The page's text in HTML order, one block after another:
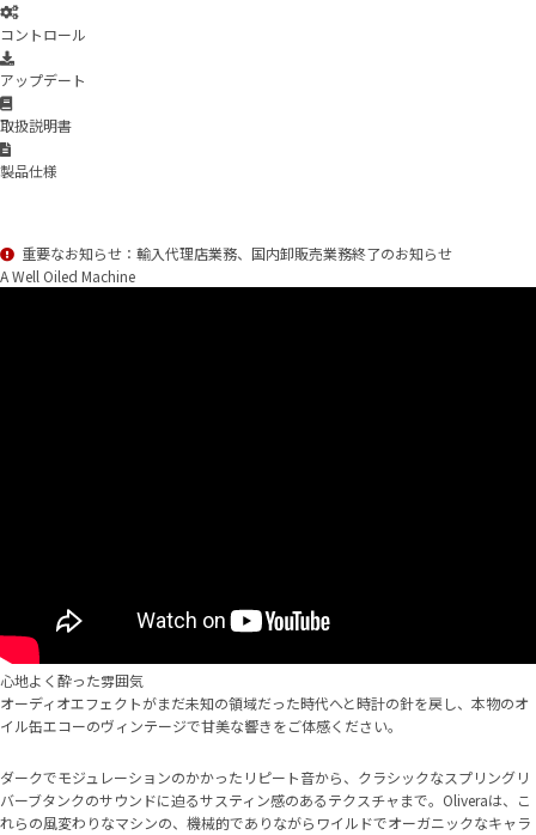
コントロール
アップデート
取扱説明書
製品仕様
重要なお知らせ：輸入代理店業務、国内卸販売業務終了のお知らせ
A Well Oiled Machine
心地よく酔った雰囲気
オーディオエフェクトがまだ未知の領域だった時代へと時計の針を戻し、本物のオ
イル缶エコーのヴィンテージで甘美な響きをご体感ください。
ダークでモジュレーションのかかったリピート音から、クラシックなスプリングリ
バーブタンクのサウンドに迫るサスティン感のあるテクスチャまで。Oliveraは、こ
れらの風変わりなマシンの、機械的でありながらワイルドでオーガニックなキャラ